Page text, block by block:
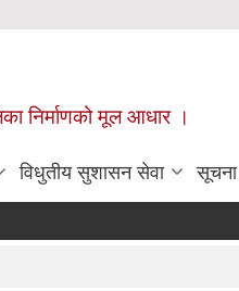
निर्माणको मूल आधार ।
विधुतीय सुशासन सेवा सूचना